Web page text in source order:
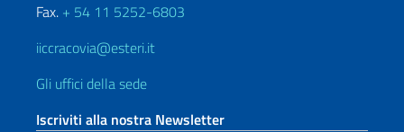
Fax. + 54 11 5252-6803
iiccracovia@esteri.it
Gli uffici della sede
Iscriviti alla nostra Newsletter